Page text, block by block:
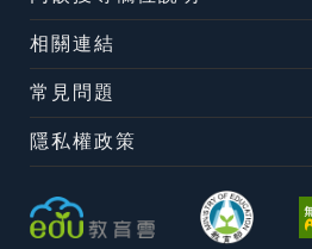
相關連結
常見問題
隱私權政策